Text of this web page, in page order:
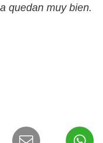
quedan muy bien.